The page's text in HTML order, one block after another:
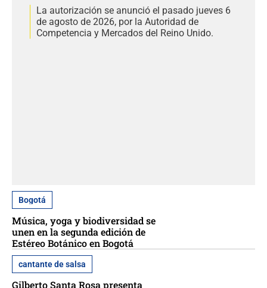
La autorización se anunció el pasado jueves 6
de agosto de 2026, por la Autoridad de
Competencia y Mercados del Reino Unido.
Bogotá
Música, yoga y biodiversidad se
unen en la segunda edición de
Estéreo Botánico en Bogotá
cantante de salsa
Gilberto Santa Rosa presenta